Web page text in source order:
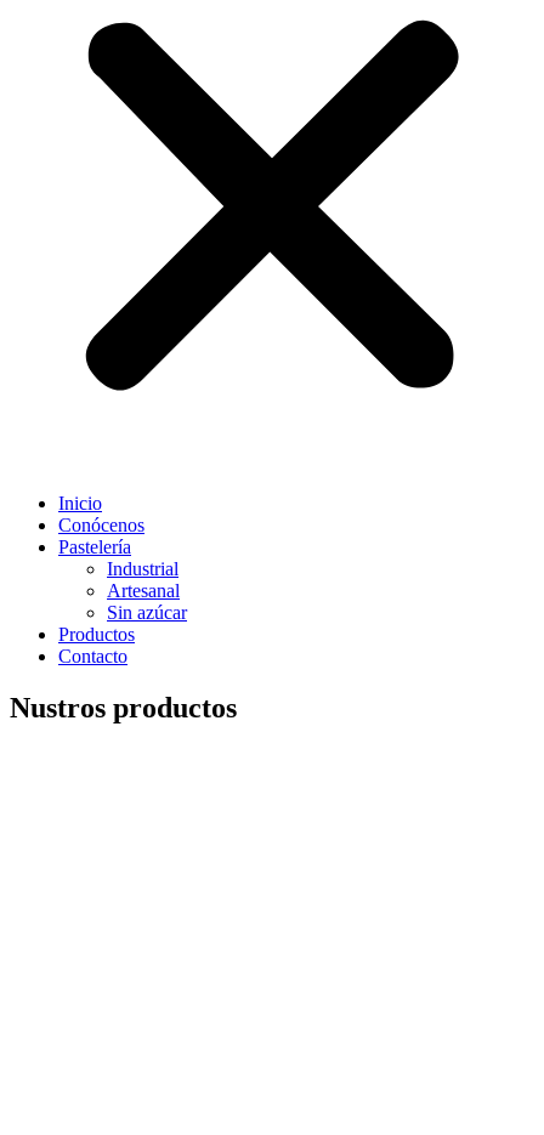
Inicio
Conócenos
Pastelería
Industrial
Artesanal
Sin azúcar
Productos
Contacto
Nustros productos